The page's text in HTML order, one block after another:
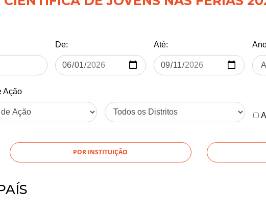
De: Até:
Ação
POR INSTITUIÇÃO